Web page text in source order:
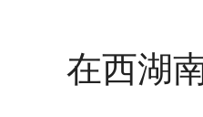
在西湖南